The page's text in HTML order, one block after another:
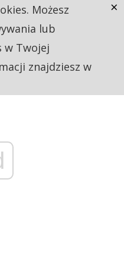
Możesz
lub
w Twojej
znajdziesz w
×